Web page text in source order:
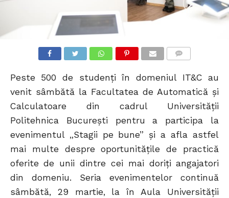
Peste 500 de studenţi în domeniul IT&C au
venit sâmbătă la Facultatea de Automatică şi
Calculatoare din cadrul Universităţii
Politehnica Bucureşti pentru a participa la
evenimentul „Stagii pe bune” şi a afla astfel
mai multe despre oportunităţile de practică
oferite de unii dintre cei mai doriţi angajatori
din domeniu. Seria evenimentelor continuă
sâmbătă, 29 martie, la în Aula Universităţii